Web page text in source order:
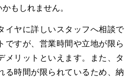
もしれません。
イヤに詳しいスタッフへ相談で
ですが、営業時間や立地が限ら
メリットといえます。また、タ
る時間が限られているため、納